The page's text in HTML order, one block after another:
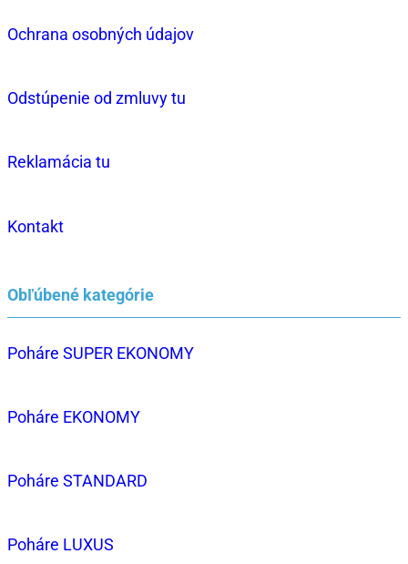
Ochrana osobných údajov
Odstúpenie od zmluvy tu
Reklamácia tu
Kontakt
Obľúbené kategórie
Poháre SUPER EKONOMY
Poháre EKONOMY
Poháre STANDARD
Poháre LUXUS